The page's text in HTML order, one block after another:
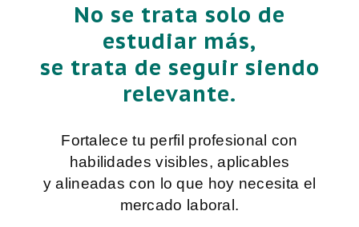
No se trata solo de
estudiar más,
se trata de seguir siendo
relevante.
Fortalece tu perfil profesional con
habilidades visibles, aplicables
y alineadas con lo que hoy necesita el
mercado laboral.